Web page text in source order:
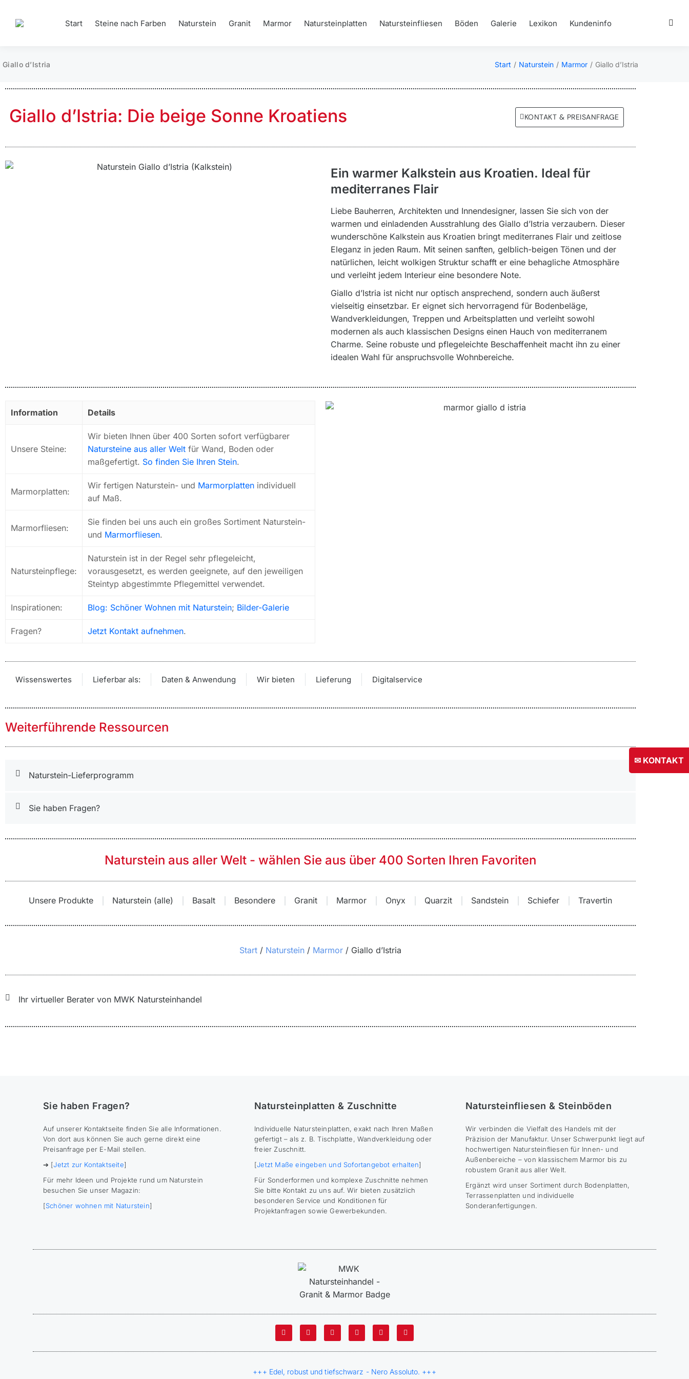
Start Steine nach Farben Naturstein Granit Marmor Natursteinplatten Natursteinfliesen Böden Galerie Lexikon Kundeninfo
Giallo d’Istria Sie befinden sich hier:
Start Naturstein Marmor Giallo d’Istria
Giallo d’Istria: Die beige Sonne Kroatiens KONTAKT & PREISANFRAGE
Ein warmer Kalkstein aus Kroatien. Ideal für
mediterranes Flair
Liebe Bauherren, Architekten und Innendesigner, lassen Sie sich von der
warmen und einladenden Ausstrahlung des Giallo d’Istria verzaubern. Dieser
wunderschöne Kalkstein aus Kroatien bringt mediterranes Flair und zeitlose
Eleganz in jeden Raum. Mit seinen sanften, gelblich-beigen Tönen und der
natürlichen, leicht wolkigen Struktur schafft er eine behagliche Atmosphäre
und verleiht jedem Interieur eine besondere Note.
Giallo d’Istria ist nicht nur optisch ansprechend, sondern auch äußerst
vielseitig einsetzbar. Er eignet sich hervorragend für Bodenbeläge,
Wandverkleidungen, Treppen und Arbeitsplatten und verleiht sowohl
modernen als auch klassischen Designs einen Hauch von mediterranem
Charme. Seine robuste und pflegeleichte Beschaffenheit macht ihn zu einer
idealen Wahl für anspruchsvolle Wohnbereiche.
Information Details
Unsere Steine:
Wir bieten Ihnen über 400 Sorten sofort verfügbarer
Natursteine aus aller Welt für Wand, Boden oder
maßgefertigt. So finden Sie Ihren Stein.
Marmorplatten:
Wir fertigen Naturstein- und Marmorplatten individuell
auf Maß.
Marmorfliesen:
Sie finden bei uns auch ein großes Sortiment Naturstein-
und Marmorfliesen.
Natursteinpflege:
Naturstein ist in der Regel sehr pflegeleicht,
vorausgesetzt, es werden geeignete, auf den jeweiligen
Steintyp abgestimmte Pflegemittel verwendet.
Inspirationen: Blog: Schöner Wohnen mit Naturstein; Bilder-Galerie
Fragen? Jetzt Kontakt aufnehmen.
Wissenswertes Lieferbar als: Daten & Anwendung Wir bieten Lieferung Digitalservice
Weiterführende Ressourcen
Naturstein-Lieferprogramm
Sie haben Fragen?
Naturstein aus aller Welt - wählen Sie aus über 400 Sorten Ihren Favoriten
Unsere Produkte Naturstein (alle) Basalt Besondere Granit Marmor Onyx Quarzit Sandstein Schiefer Travertin
Start Naturstein Marmor Giallo d’Istria
Ihr virtueller Berater von MWK Natursteinhandel
Sie haben Fragen?
Auf unserer Kontaktseite finden Sie alle Informationen.
Von dort aus können Sie auch gerne direkt eine
Preisanfrage per E-Mail stellen.
➔ [Jetzt zur Kontaktseite]
Für mehr Ideen und Projekte rund um Naturstein
besuchen Sie unser Magazin:
[Schöner wohnen mit Naturstein]
Natursteinplatten & Zuschnitte
Individuelle Natursteinplatten, exakt nach Ihren Maßen
gefertigt – als z. B. Tischplatte, Wandverkleidung oder
freier Zuschnitt.
[Jetzt Maße eingeben und Sofortangebot erhalten]
Für Sonderformen und komplexe Zuschnitte nehmen
Sie bitte Kontakt zu uns auf. Wir bieten zusätzlich
besonderen Service und Konditionen für
Projektanfragen sowie Gewerbekunden.
Natursteinfliesen & Steinböden
Wir verbinden die Vielfalt des Handels mit der
Präzision der Manufaktur. Unser Schwerpunkt liegt auf
hochwertigen Natursteinfliesen für Innen- und
Außenbereiche – von klassischem Marmor bis zu
robustem Granit aus aller Welt.
Ergänzt wird unser Sortiment durch Bodenplatten,
Terrassenplatten und individuelle
Sonderanfertigungen.
+++ Edel, robust und tiefschwarz - Nero Assoluto. +++
✉ KONTAKT